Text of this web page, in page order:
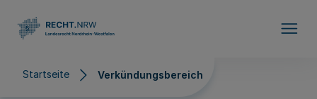
Startseite Verkündungsbereich